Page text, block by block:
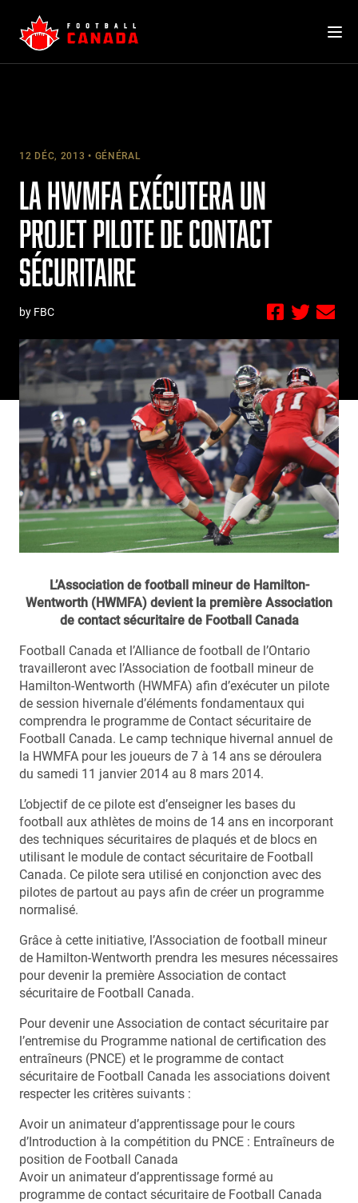
content
12 DÉC, 2013 GÉNÉRAL
LA HWMFA EXÉCUTERA UN
PROJET PILOTE DE CONTACT
SÉCURITAIRE
by FBC
L’Association de football mineur de Hamilton-
Wentworth (HWMFA) devient la première Association
de contact sécuritaire de Football Canada
Football Canada et l’Alliance de football de l’Ontario
travailleront avec l’Association de football mineur de
Hamilton-Wentworth (HWMFA) afin d’exécuter un pilote
de session hivernale d’éléments fondamentaux qui
comprendra le programme de Contact sécuritaire de
Football Canada. Le camp technique hivernal annuel de
la HWMFA pour les joueurs de 7 à 14 ans se déroulera
du samedi 11 janvier 2014 au 8 mars 2014.
L’objectif de ce pilote est d’enseigner les bases du
football aux athlètes de moins de 14 ans en incorporant
des techniques sécuritaires de plaqués et de blocs en
utilisant le module de contact sécuritaire de Football
Canada. Ce pilote sera utilisé en conjonction avec des
pilotes de partout au pays afin de créer un programme
normalisé.
Grâce à cette initiative, l’Association de football mineur
de Hamilton-Wentworth prendra les mesures nécessaires
pour devenir la première Association de contact
sécuritaire de Football Canada.
Pour devenir une Association de contact sécuritaire par
l’entremise du Programme national de certification des
entraîneurs (PNCE) et le programme de contact
sécuritaire de Football Canada les associations doivent
respecter les critères suivants :
Avoir un animateur d’apprentissage pour le cours
d’Introduction à la compétition du PNCE : Entraîneurs de
position de Football Canada
Avoir un animateur d’apprentissage formé au
programme de contact sécuritaire de Football Canada